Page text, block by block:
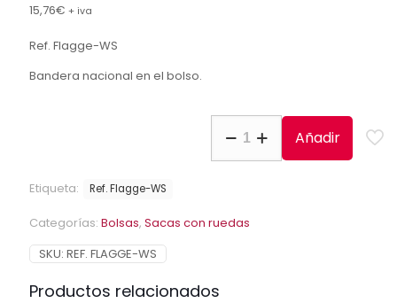
15,76€ + iva
Ref. Flagge-WS
Bandera nacional en el bolso.
nacional
Añadir
Etiqueta: Ref. Flagge-WS
Categorías: Bolsas, Sacas con ruedas
SKU: REF. FLAGGE-WS
Productos relacionados